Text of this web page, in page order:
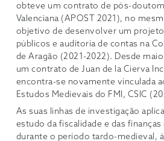
obteve um contrato de pós-
Valenciana (APOST 2021), no
objetivo de desenvolver um
públicos e auditoria de contas na
de Aragão (2021-2022). Desde
um contrato de Juan de la Cierva
encontra-se novamente vinculada
Estudos Medievais do FMI, CSIC
As suas linhas de investigação
estudo da fiscalidade e das
durante o período tardo-medieval,